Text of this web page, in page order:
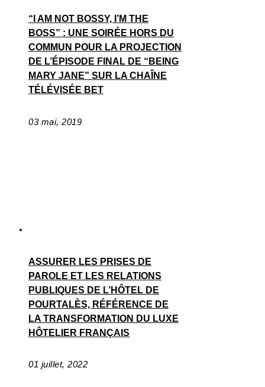
“I AM NOT BOSSY, I’M THE
BOSS” : UNE SOIRÉE HORS DU
COMMUN POUR LA PROJECTION
DE L’ÉPISODE FINAL DE “BEING
MARY JANE” SUR LA CHAÎNE
TÉLÉVISÉE BET
03 mai, 2019
ASSURER LES PRISES DE
PAROLE ET LES RELATIONS
PUBLIQUES DE L’HÔTEL DE
POURTALÈS, RÉFÉRENCE DE
LA TRANSFORMATION DU LUXE
HÔTELIER FRANÇAIS
01 juillet, 2022